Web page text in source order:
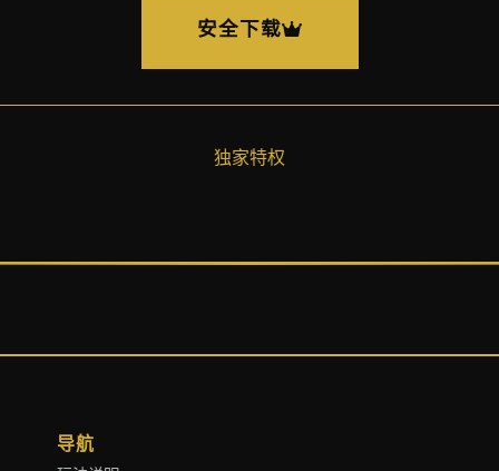
安全下载
独家特权
导航